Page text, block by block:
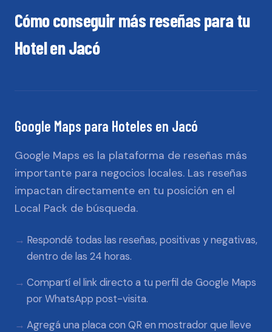
Cómo conseguir más reseñas para tu
HotelenJacó
Google Maps para Hoteles en Jacó
Google Maps es la plataforma de reseñas más
importante para negocios locales. Las reseñas
impactan directamente en tu posición en el
Local Pack de búsqueda.
Respondé todas las reseñas, positivas y negativas,
dentro de las 24 horas.
Compartí el link directo a tu perfil de Google Maps
por WhatsApp post-visita.
Agregá una placa con QR en mostrador que lleve